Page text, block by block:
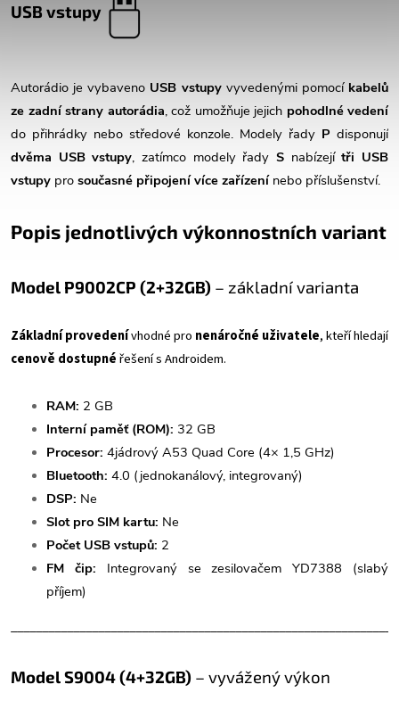
USB vstupy
Autorádio je vybaveno USB vstupyvyvedenými pomocí kabelů
ze zadní strany autorádia, což umožňuje jejich pohodlné vedení
do přihrádky nebo středové konzole. Modely řady P disponují
dvěma USB vstupy, zatímco modely řadyS nabízejítři USB
vstupy pro současné připojení více zařízení nebo příslušenství.
Popis jednotlivých výkonnostních variant
Model P9002CP (2+32GB) – základní varianta
Základní provedenívhodné pro nenáročné uživatele, kteří hledají
cenově dostupnéřešení s Androidem.
RAM: 2 GB
Interní paměť (ROM): 32 GB
Procesor: 4jádrový A53 Quad Core (4× 1,5 GHz)
Bluetooth: 4.0 (jednokanálový, integrovaný)
DSP: Ne
Slot pro SIM kartu: Ne
Počet USB vstupů: 2
FM čip: Integrovaný se zesilovačem YD7388 (slabý
příjem)
Model S9004 (4+32GB) – vyvážený výkon